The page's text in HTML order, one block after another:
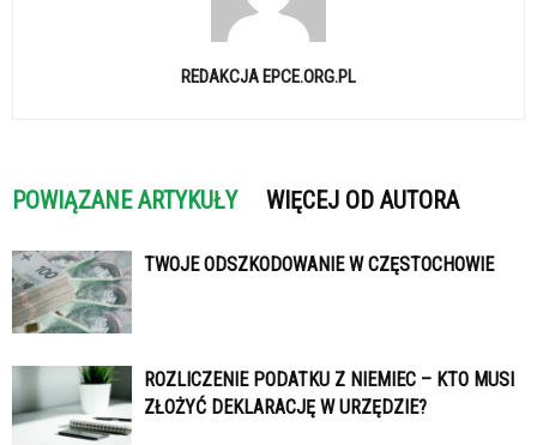
REDAKCJA EPCE.ORG.PL
POWIĄZANE ARTYKUŁY WIĘCEJ OD AUTORA
TWOJE ODSZKODOWANIE W CZĘSTOCHOWIE
ROZLICZENIE PODATKU Z NIEMIEC – KTO MUSI
ZŁOŻYĆ DEKLARACJĘ W URZĘDZIE?